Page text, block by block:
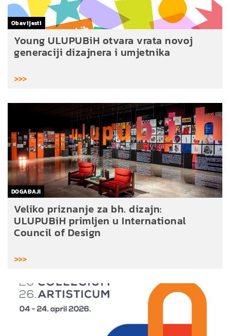
Obavijesti
Young ULUPUBiH otvara vrata novoj
generaciji dizajnera i umjetnika
>>>
DOGAĐAJI
Veliko priznanje za bh. dizajn:
ULUPUBiH primljen u International
Council of Design
>>>